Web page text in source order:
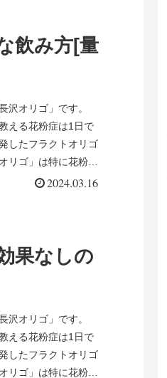
飲み方[量
沢オリゴ」です。
える花粉症は1日で
したフラクトオリゴ
リゴ」は特に花粉症
2024.03.16
果なしの
沢オリゴ」です。
える花粉症は1日で
したフラクトオリゴ
リゴ」は特に花粉症